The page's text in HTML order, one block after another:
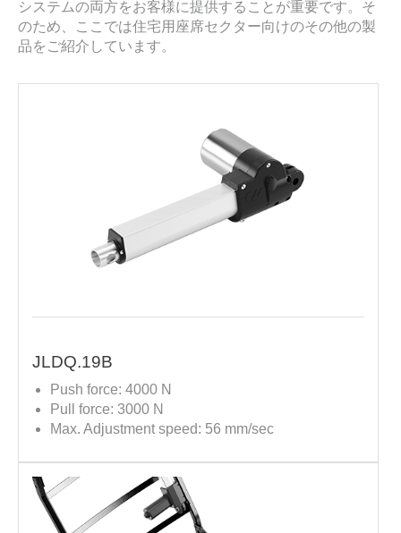
システムの両方をお客様に提供することが重要です。そ
のため、ここでは住宅用座席セクター向けのその他の製
品をご紹介しています。
JLDQ.19B
Push force: 4000 N
Pull force: 3000 N
Max. Adjustment speed: 56 mm/sec